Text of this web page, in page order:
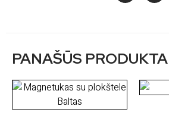
PANAŠŪS